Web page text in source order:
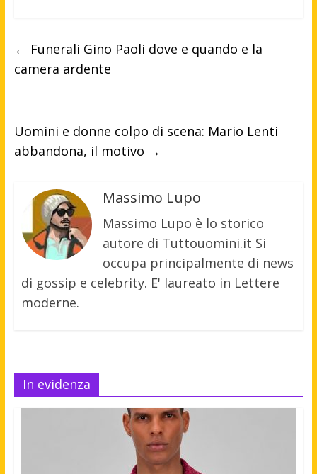
← Funerali Gino Paoli dove e quando e la
camera ardente
Uomini e donne colpo di scena: Mario Lenti
abbandona, il motivo →
Massimo Lupo
Massimo Lupo è lo storico
autore di Tuttouomini.it Si
occupa principalmente di news
di gossip e celebrity. E' laureato in Lettere
moderne.
In evidenza